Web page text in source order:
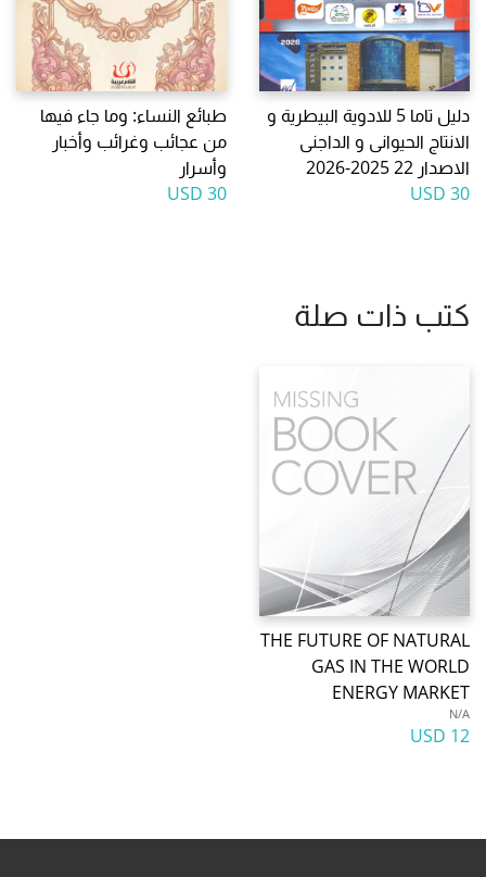
دليل تاما 5 للادوية البيطرية و
الانتاج الحيوانى و الداجنى
الاصدار 22 2025-2026
30 USD
طبائع النساء: وما جاء فيها
من عجائب وغرائب وأخبار
وأسرار
30 USD
كتب ذات صلة
THE FUTURE OF NATURAL
GAS IN THE WORLD
ENERGY MARKET
N/A
12 USD